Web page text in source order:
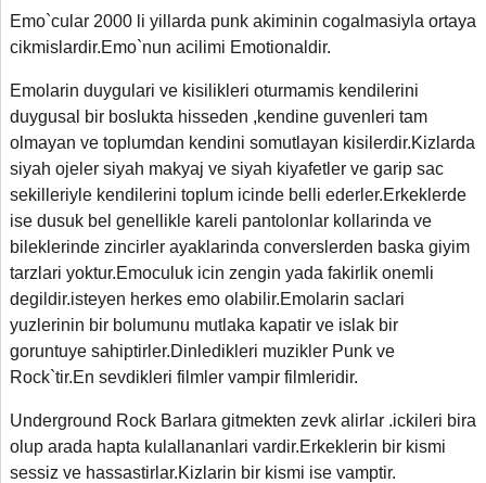
Emo`cular 2000 li yillarda punk akiminin cogalmasiyla ortaya
cikmislardir.Emo`nun acilimi Emotionaldir.
Emolarin duygulari ve kisilikleri oturmamis kendilerini
duygusal bir boslukta hisseden ,kendine guvenleri tam
olmayan ve toplumdan kendini somutlayan kisilerdir.Kizlarda
siyah ojeler siyah makyaj ve siyah kiyafetler ve garip sac
sekilleriyle kendilerini toplum icinde belli ederler.Erkeklerde
ise dusuk bel genellikle kareli pantolonlar kollarinda ve
bileklerinde zincirler ayaklarinda converslerden baska giyim
tarzlari yoktur.Emoculuk icin zengin yada fakirlik onemli
degildir.isteyen herkes emo olabilir.Emolarin saclari
yuzlerinin bir bolumunu mutlaka kapatir ve islak bir
goruntuye sahiptirler.Dinledikleri muzikler Punk ve
Rock`tir.En sevdikleri filmler vampir filmleridir.
Underground Rock Barlara gitmekten zevk alirlar .ickileri bira
olup arada hapta kulallananlari vardir.Erkeklerin bir kismi
sessiz ve hassastirlar.Kizlarin bir kismi ise vamptir.